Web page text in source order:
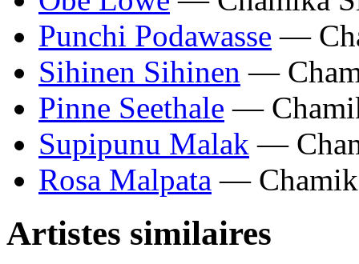
Punchi Podawasse —
Sihinen Sihinen —
Pinne Seethale —
Supipunu Malak —
Rosa Malpata —
Artistes similaires